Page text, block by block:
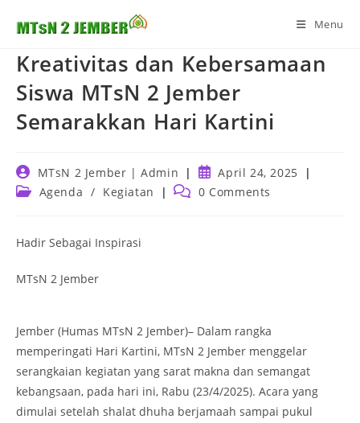
Menu
Kreativitas dan Kebersamaan
Siswa MTsN 2 Jember
Semarakkan Hari Kartini
Post
author:
MTsN 2 Jember | Admin
Post
published:
April 24, 2025
PostAgenda / Kegiatan
Post 0 Comments
Hadir Sebagai Inspirasi
MTsN 2 Jember
Jember (Humas MTsN 2 Jember)– Dalam rangka
memperingati Hari Kartini, MTsN 2 Jember menggelar
serangkaian kegiatan yang sarat makna dan semangat
kebangsaan, pada hari ini, Rabu (23/4/2025). Acara yang
dimulai setelah shalat dhuha berjamaah sampai pukul